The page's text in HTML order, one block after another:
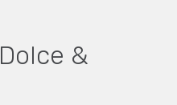
Dolce &